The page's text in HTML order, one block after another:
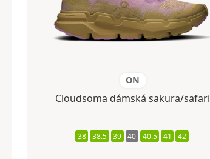
ON
Cloudsoma dámská sakura/safari
38 38.5 39 40 40.5 41 42